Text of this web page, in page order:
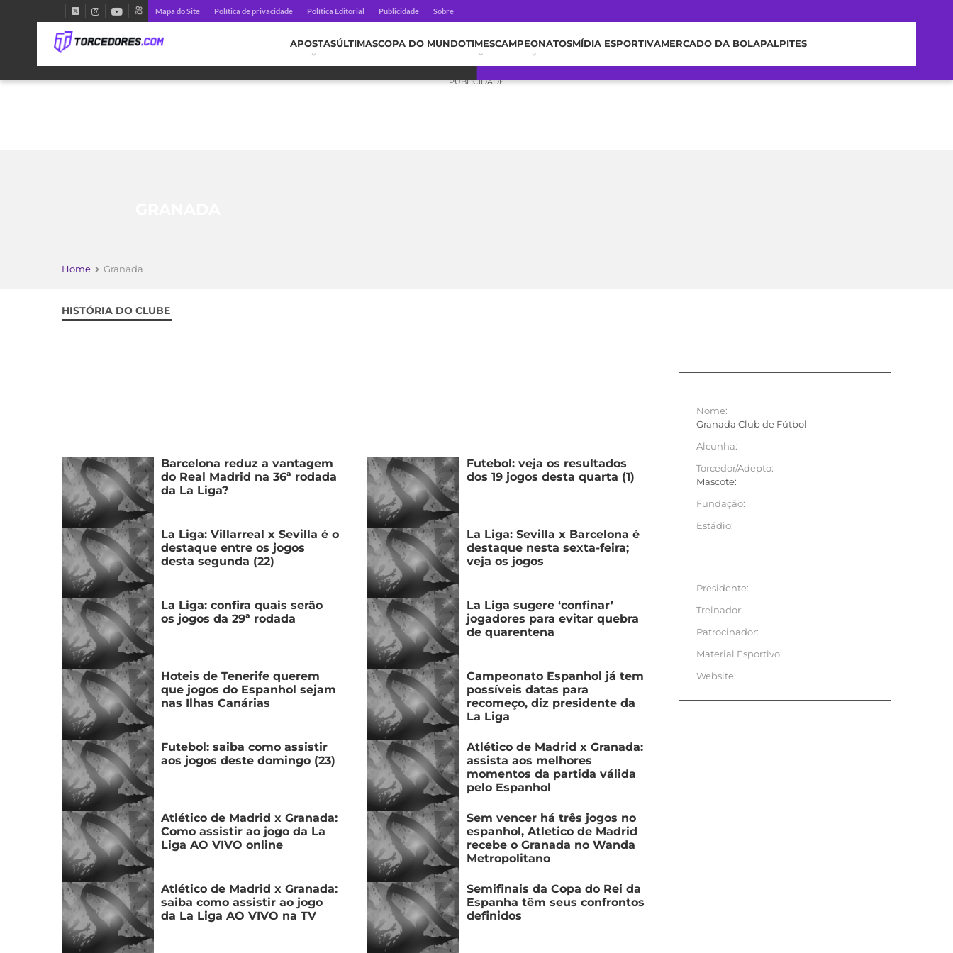
Mapa do Site Política de privacidade Política Editorial Publicidade Sobre
APOSTASÚLTIMASCOPA DO MUNDOTIMESCAMPEONATOSMÍDIA ESPORTIVAMERCADO DA BOLAPALPITES
PUBLICIDADE
Home Granada
HISTÓRIA DO CLUBE
Barcelona reduz a vantagem
do Real Madrid na 36ª rodada
da La Liga?
Futebol: veja os resultados
dos 19 jogos desta quarta (1)
La Liga: Villarreal x Sevilla é o
destaque entre os jogos
desta segunda (22)
La Liga: Sevilla x Barcelona é
destaque nesta sexta-feira;
veja os jogos
La Liga: confira quais serão
os jogos da 29ª rodada
La Liga sugere ‘confinar’
jogadores para evitar quebra
de quarentena
Hoteis de Tenerife querem
que jogos do Espanhol sejam
nas Ilhas Canárias
Campeonato Espanhol já tem
possíveis datas para
recomeço, diz presidente da
La Liga
Futebol: saiba como assistir
aos jogos deste domingo (23)
Atlético de Madrid x Granada:
assista aos melhores
momentos da partida válida
pelo Espanhol
Atlético de Madrid x Granada:
Como assistir ao jogo da La
Liga AO VIVO online
Sem vencer há três jogos no
espanhol, Atletico de Madrid
recebe o Granada no Wanda
Metropolitano
Atlético de Madrid x Granada:
saiba como assistir ao jogo
da La Liga AO VIVO na TV
Semifinais da Copa do Rei da
Espanha têm seus confrontos
definidos
Nome:
Granada Club de Fútbol
Alcunha:
Torcedor/Adepto:
Mascote:
Fundação:
Estádio:
Presidente:
Treinador:
Patrocinador:
Material Esportivo:
Website: